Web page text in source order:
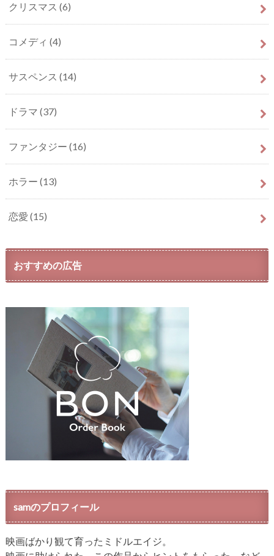
クリスマス (6)
コメディ (4)
サスペンス (14)
ドラマ (37)
ファンタジー (16)
ホラー (13)
恋愛 (15)
おすすめの広告
samのプロフィール
映画ばかり観て育ったミドルエイジ。